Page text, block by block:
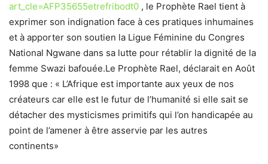
art_cle=AFP35655etrefribodt0 , le Prophète Rael tient à
exprimer son indignation face à ces pratiques inhumaines
et à apporter son soutien la Ligue Féminine du Congres
National Ngwane dans sa lutte pour rétablir la dignité de la
femme Swazi bafouée.Le Prophète Rael, déclarait en Août
1998 que : « L’Afrique est importante aux yeux de nos
créateurs car elle est le futur de l’humanité si elle sait se
détacher des mysticismes primitifs qui l’on handicapée au
point de l’amener à être asservie par les autres
continents»